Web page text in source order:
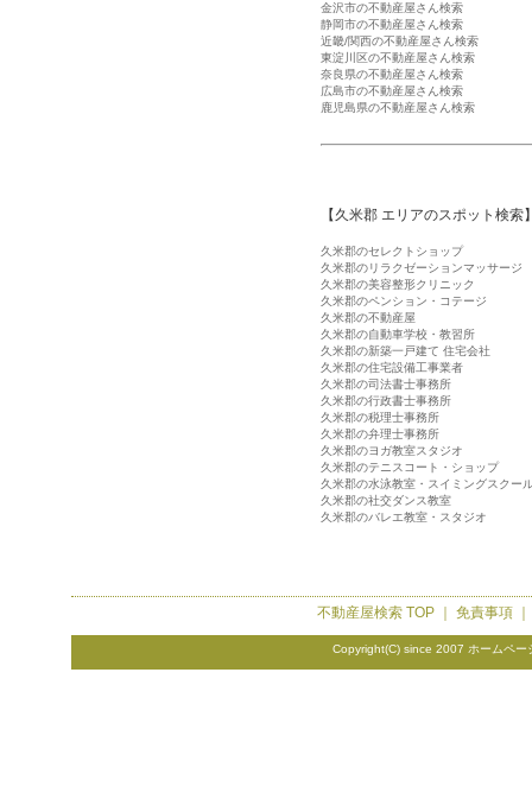
金沢市の不動産屋さん検索
静岡市の不動産屋さん検索
近畿/関西の不動産屋さん検索
東淀川区の不動産屋さん検索
奈良県の不動産屋さん検索
広島市の不動産屋さん検索
鹿児島県の不動産屋さん検索
【久米郡 エリアのスポット検索
久米郡のセレクトショップ
久米郡のリラクゼーションマッサージ
久米郡の美容整形クリニック
久米郡のペンション・コテージ
久米郡の不動産屋
久米郡の自動車学校・教習所
久米郡の新築一戸建て 住宅会社
久米郡の住宅設備工事業者
久米郡の司法書士事務所
久米郡の行政書士事務所
久米郡の税理士事務所
久米郡の弁理士事務所
久米郡のヨガ教室スタジオ
久米郡のテニスコート・ショップ
久米郡の水泳教室・スイミングスクー
久米郡の社交ダンス教室
久米郡のバレエ教室・スタジオ
不動産屋検索TOP ｜ 免責事項
Copyright(C) since 2007 ホームペー